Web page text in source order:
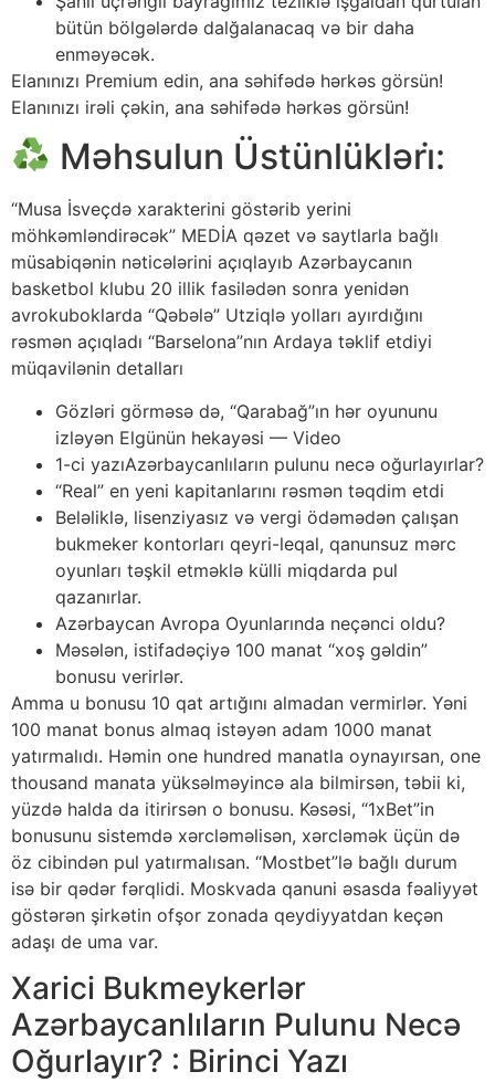
bütün bölgələrdə dalğalanacaq və bir daha
enməyəcək.
Elanınızı Premium edin, ana səhifədə hərkəs görsün!
Elanınızı irəli çəkin, ana səhifədə hərkəs görsün!
Məhsulun Üstünlükləri̇:
“Musa İsveçdə xarakterini göstərib yerini
möhkəmləndirəcək” MEDİA qəzet və saytlarla bağlı
müsabiqənin nəticələrini açıqlayıb Azərbaycanın
basketbol klubu 20 illik fasilədən sonra yenidən
avrokuboklarda “Qəbələ” Utziqlə yolları ayırdığını
rəsmən açıqladı “Barselona”nın Ardaya təklif etdiyi
müqavilənin detalları
Gözləri görməsə də, “Qarabağ”ın hər oyununu
izləyən Elgünün hekayəsi — Video
1-ci yazıAzərbaycanlıların pulunu necə oğurlayırlar?
“Real” en yeni kapitanlarını rəsmən təqdim etdi
Beləliklə, lisenziyasız və vergi ödəmədən çalışan
bukmeker kontorları qeyri-leqal, qanunsuz mərc
oyunları təşkil etməklə külli miqdarda pul
qazanırlar.
Azərbaycan Avropa Oyunlarında neçənci oldu?
Məsələn, istifadəçiyə 100 manat “xoş gəldin”
bonusu verirlər.
Amma u bonusu 10 qat artığını almadan vermirlər. Yəni
100 manat bonus almaq istəyən adam 1000 manat
yatırmalıdı. Həmin one hundred manatla oynayırsan, one
thousand manata yüksəlməyincə ala bilmirsən, təbii ki,
yüzdə halda da itirirsən o bonusu. Kəsəsi, “1xBet”in
bonusunu sistemdə xərcləməlisən, xərcləmək üçün də
öz cibindən pul yatırmalısan. “Mostbet”lə bağlı durum
isə bir qədər fərqlidi. Moskvada qanuni əsasda fəaliyyət
göstərən şirkətin ofşor zonada qeydiyyatdan keçən
adaşı de uma var.
Xarici Bukmeykerlər
Azərbaycanlıların Pulunu Necə
Oğurlayır? : Birinci Yazı